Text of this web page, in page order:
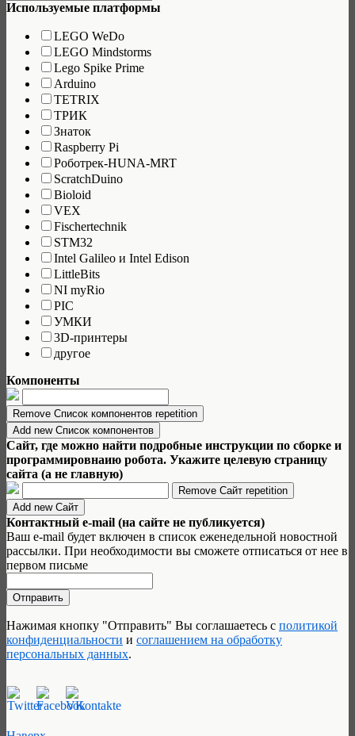
Используемые платформы
LEGO WeDo
LEGO Mindstorms
Lego Spike Prime
Arduino
TETRIX
ТРИК
Знаток
Raspberry Pi
Роботрек-HUNA-MRT
ScratchDuino
Bioloid
VEX
Fischertechnik
STM32
Intel Galileo и Intel Edison
LittleBits
NI myRio
PIC
УМКИ
3D-принтеры
другое
Компоненты
Сайт, где можно найти подробные инструкции по сборке и
программировнаию робота. Укажите целевую страницу
сайта (а не главную)
Контактный e-mail (на сайте не публикуется)
Ваш e-mail будет включен в список еженедельной новостной
рассылки. При необходимости вы сможете отписаться от нее в
первом письме
Нажимая кнопку "Отправить" Вы соглашаетесь с политикой
конфиденциальности и соглашением на обработку
персональных данных.